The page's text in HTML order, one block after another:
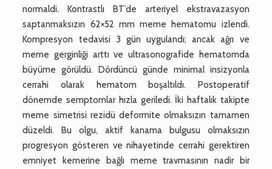
normaldi. Kontrastlı BT’de arteriyel ekstravazasyon
saptanmaksızın 62×52 mm meme hematomu izlendi.
Kompresyon tedavisi 3 gün uygulandı; ancak ağrı ve
meme gerginliği arttı ve ultrasonografide hematomda
büyüme görüldü. Dördüncü günde minimal insizyonla
cerrahi olarak hematom boşaltıldı. Postoperatif
dönemde semptomlar hızla geriledi. İki haftalık takipte
meme simetrisi rezidü deformite olmaksızın tamamen
düzeldi. Bu olgu, aktif kanama bulgusu olmaksızın
progresyon gösteren ve nihayetinde cerrahi gerektiren
emniyet kemerine bağlı meme travmasının nadir bir